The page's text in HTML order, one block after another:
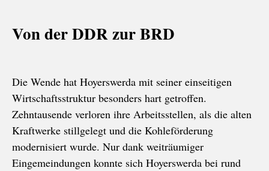
Von der DDR zur BRD
Die Wende hat Hoyerswerda mit seiner einseitigen
Wirtschaftsstruktur besonders hart getroffen.
Zehntausende verloren ihre Arbeitsstellen, als die alten
Kraftwerke stillgelegt und die Kohleförderung
modernisiert wurde. Nur dank weiträumiger
Eingemeindungen konnte sich Hoyerswerda bei rund